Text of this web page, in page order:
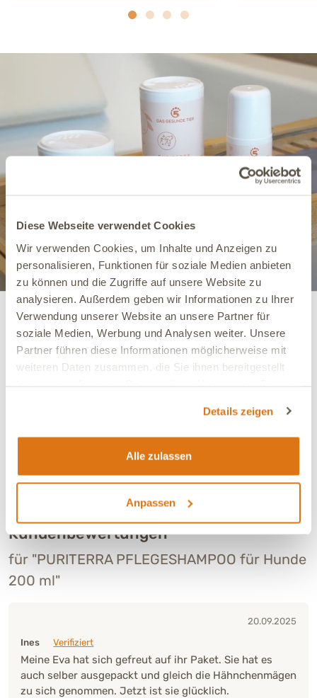
Diese Webseite verwendet Cookies
Wir verwenden Cookies, um Inhalte und Anzeigen zu
personalisieren, Funktionen für soziale Medien anbieten
zu können und die Zugriffe auf unsere Website zu
analysieren. Außerdem geben wir Informationen zu Ihrer
Verwendung unserer Website an unsere Partner für
soziale Medien, Werbung und Analysen weiter. Unsere
Partner führen diese Informationen möglicherweise mit
weiteren Daten zusammen, die Sie ihnen bereitgestellt
Details zeigen
Alle zulassen
Anpassen
5,0
3 Bewertungen
3 von 3 (100 %) der Käufer empfehlen dieses Produkt.
1
Kundenbewertungen
für "PURITERRA PFLEGESHAMPOO für Hunde
200 ml"
20.09.2025
Ines
Verifiziert
Meine Eva hat sich gefreut auf ihr Paket. Sie hat es
auch selber ausgepackt und gleich die Hähnchenmägen
zu sich genommen. Jetzt ist sie glücklich.